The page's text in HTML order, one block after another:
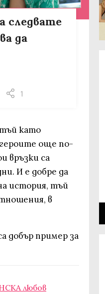
следвате
да
1
като
още по-
връзки са
И е добре да
история, тъй
в
добър пример за
любов